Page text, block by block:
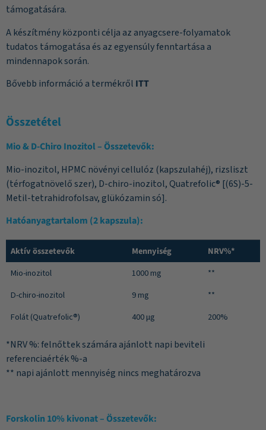
támogatására.
A készítmény központi célja az anyagcsere-folyamatok
tudatos támogatása és az egyensúly fenntartása a
mindennapok során.
Bővebb információ a termékről ITT
Összetétel
Mio & D-Chiro Inozitol– Összetevők:
Mio-inozitol, HPMC növényi cellulóz (kapszulahéj), rizsliszt
(térfogatnövelő szer), D-chiro-inozitol, Quatrefolic® [(6S)-5-
Metil-tetrahidrofolsav, glükózamin só].
Hatóanyagtartalom (2 kapszula):
Aktív összetevők Mennyiség
NRV%*
Mio-inozitol
1000 mg
**
D-chiro-inozitol
9 mg
**
Folát (Quatrefolic®)
400 μg 200%
*NRV %: felnőttek számára ajánlott napi beviteli
referenciaérték %-a
** napi ajánlott mennyiség nincs meghatározva
Forskolin 10% kivonat – Összetevők: